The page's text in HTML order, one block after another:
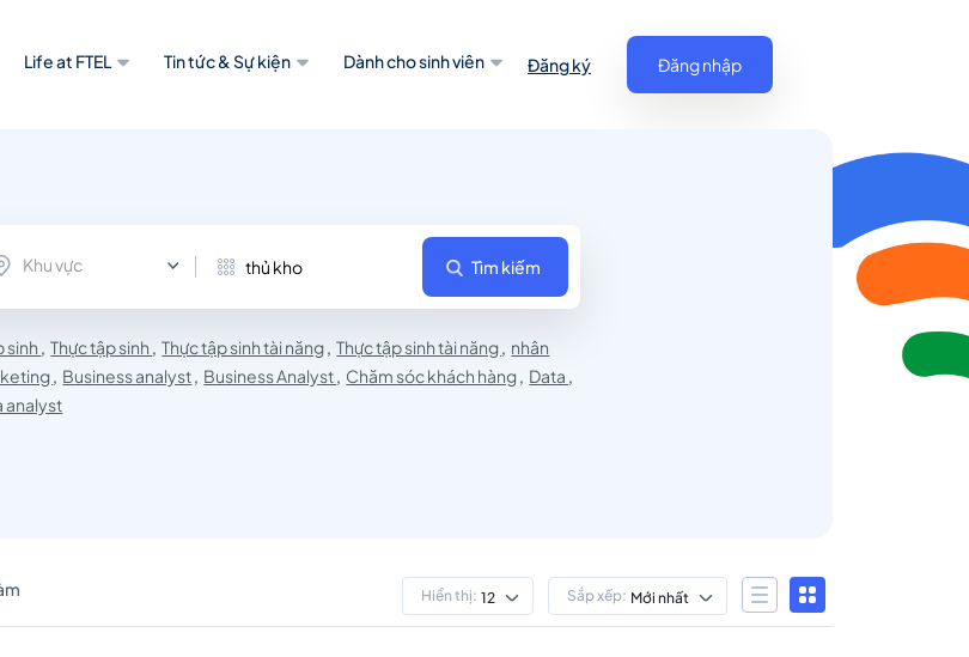
Life at FTEL Tin tức & Sự kiện Dành cho sinh viên Đăng ký Đăng nhập
Khu vực Tìm kiếm
sinh , Thực tập sinh , Thực tập sinh tài năng, Thực tập sinh tài năng, nhân
, Business analyst, Business Analyst, Chăm sóc khách hàng, Data ,
analyst
Hiển thị: 12 Sắp xếp: Mới nhất